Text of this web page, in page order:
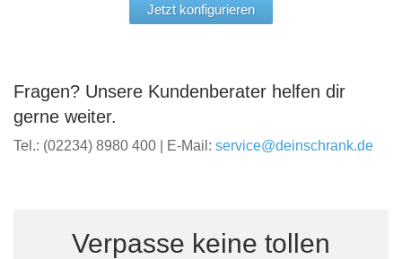
Jetzt konfigurieren
Fragen? Unsere Kundenberater helfen dir
gerne weiter.
Tel.: (02234) 8980 400 | E-Mail: service@deinschrank.de
Verpasse keine tollen